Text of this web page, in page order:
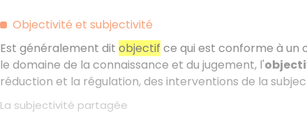
Objectivité et subjectivité
Est généralement dit objectif ce qui est conforme à un
le domaine de la connaissance et du jugement, l'
réduction et la régulation, des interventions de la
La subjectivité partagée